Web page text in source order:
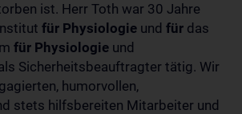
ist. Herr Toth war 30 Jahre
für Physiologie und für das
für Physiologie und
Sicherheitsbeauftragter tätig. Wir
humorvollen,
stets hilfsbereiten Mitarbeiter und